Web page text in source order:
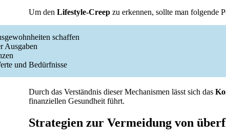
Um den Lifestyle-Creep zu erkennen, sollte man folgende
schaffen
Ausgaben
und Bedürfnisse
Durch das Verständnis dieser Mechanismen lässt sich das
finanziellen Gesundheit führt.
Strategien zur Vermeidung von